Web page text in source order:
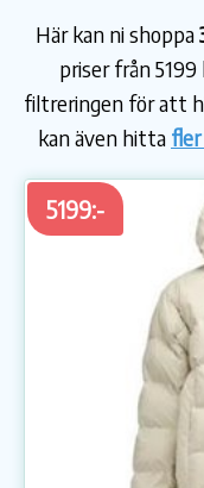
Här kan ni shoppa
priser från
filtreringen för att
kan även hitta
5199:-